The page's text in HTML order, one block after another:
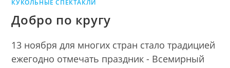
КУКОЛЬНЫЕ СПЕКТАКЛИ
Добро по кругу
13 ноября для многих стран стало традицией
ежегодно отмечать праздник - Всемирный